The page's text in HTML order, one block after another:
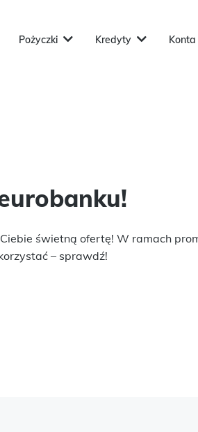
Pożyczki Kredyty Konta
świetną ofertę! W ramach
– sprawdź!